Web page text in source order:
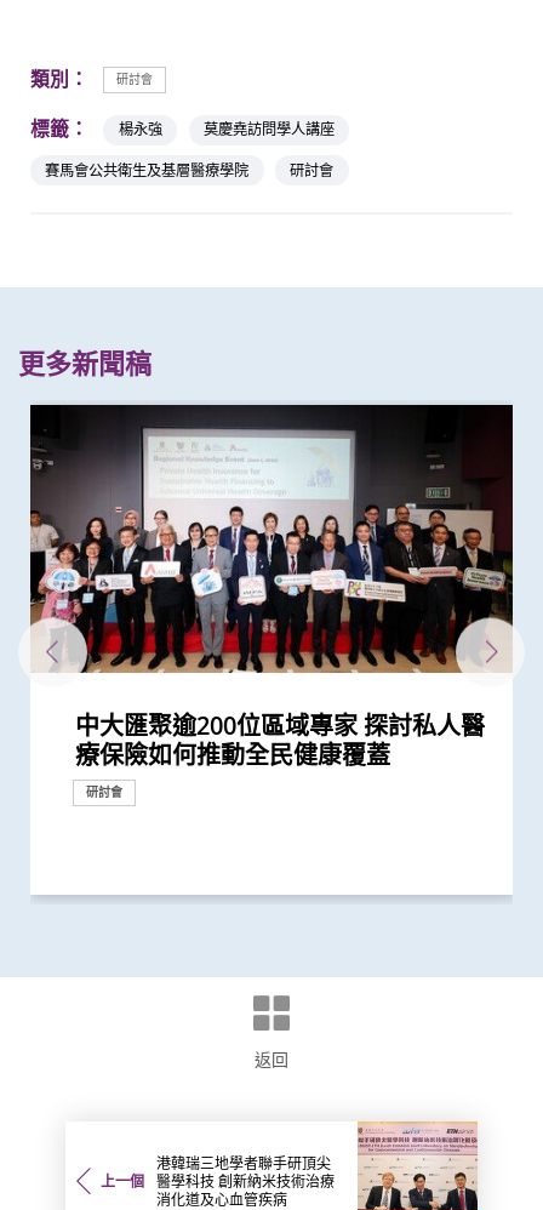
類別： 研討會
標籤： 楊永強
莫慶堯訪問學人講座
賽馬會公共衛生及基層醫療學院
研討會
更多新聞稿
中大匯聚逾200位區域專家 探討私人醫
療保險如何推動全民健康覆蓋
研討會
「賽馬會共建健康家庭計劃」開展第二
階段 加強支援本港多元族裔社群精神
健康
逾140位來自八個國家及地區代表雲集
中大 探討私人醫療保險在亞太地區醫
療系統的策略角色
中大醫學院研究顯示口服抗病毒藥物
「帕克斯洛維德」可將免疫力弱患者的
新冠後死亡風險降低42% 並揭示其與...
200多位亞太區公共衞生界代表雲集中
大 探討疫後醫療系統和社區抗疫力
研討會
中大醫學院開展「賽馬會共建健康家庭
計劃」 助少數族裔提升健康管理能力
捐款
中大研究顯示社區接觸環境對新冠肺炎
傳播起關鍵作用 娛樂場所是傳播次數
最多的主要接觸環境
香港中文大學健康公平研究所成立 發
布本港住屋負擔能力對身心健康的影響
研究結果
中大醫學院全球研究揭示頭頸癌發病風
險存在地域差異 本港整體發病率高於
全球平均水平 全球女性發病風險趨升
中大與香港消防處簽署備忘錄 合辦必
修學科 為公共衞生和體育運動人才賦
能
賽馬會 We WATCH 優活健康計劃 優活
健康國際會議 引領生活方式醫學 社區
推動健康老齡化
中大完成全球首個分析溫度對人體近
3,000種血漿蛋白影響的研究 發現超過
八成與「血壓上升」或「缺血性心臟...
中大舉辦「健康校園論壇」推廣跨界別
身心健康計劃 及早加強學童抗逆力
健康推廣計劃
中大醫學院研究發現 城市發展及生活
方式或會增加氣管癌發病風險 宜加強
健康教育
中大與東南亞及英國學府共同研究 為
大型語言模型在公共衞生研究中的角色
帶來嶄新見解
中大研究顯示口服抗病毒藥物「帕克斯
洛維德」可降低新冠住院患者急症期後
死亡和出現後遺症的風險
中大與歐美合作夥伴共同領導國際研究
為自閉症患者男女失衡比例帶來嶄新見
解
中大成功研發精準計算模型 準確預測
病毒基因進化 助提升流感疫苗功效
研究
中大舉辦「健康校園論壇」推廣學童精
神健康 鼓勵參照世衛「健康促進學校
框架」 支援構建健康校園
中大分析文字報告發現新冠症狀會隨病
毒變異及疫苗接種情況改變 並證實人
工智能大型語言模型有助傳染病研究
中大推出「賽馬會 We WATCH 優活健
康計劃」全港首次採用「生活方式醫
學」 助中年人預防慢性疾病
中大研究顯示香港人雖長壽但老年殘疾
問題嚴重 地區間存在顯著社會經濟不
平等狀況
中大證實「醫健通」健康管理功能有助
糖尿病自我管理
研究
新冠疫苗復必泰及科興引發之「T細胞
反應」可有效預防不同新冠病毒變異株
引起的嚴重疾病
中大研究顯示新冠風土化期間市民願意
繼續戴口罩及用酒精消毒液潔手 但接
種新冠疫苗加強劑意願偏低
中大發現間皮瘤的女性發病率上升 高
收入國家的發病率較高
研究
中大發現原發性腦癌的年輕男性發病率
上升 以高收入國家的升幅較為顯著
研究
中大醫學院開展「賽馬會痛『正』能量
計劃」 引入創新痛症管理方法 連繫社
區支援服務
中大研究建議本港安老院舍應維持現有
防疫措施
研究
中大港大研究發現新冠口服藥可降低住
院患者死亡風險近八成 並可顯著減低
門診患者入院率近九成
中大成功開發實時生物信息平台評估新
冠疫苗效用 針對變異病毒 準確度達
95%
中大發現霍奇金淋巴癌發病率以亞洲升
幅最為顯著 本港男士發病率上升幅度
全球之冠
港大及中大醫學院聯合研究發現已接種
疫苗人士 在感染新型冠狀病毒變異株
Omicron後能對不同的新冠病毒變異...
中大醫學院發現東亞地區肺癌發病率及
死亡率冠絕全球
研究
中大醫學院調查發現 僅4分之1未接種
新冠疫苗人士有意於未來半年接種 必
須盡快增加接種誘因
中大醫學院推算全港約有二萬名未被發
現新冠感染者 研究證實本港所有疫苗
接種者均產生中和抗體 呼籲透過接種...
中大研發電腦演算平台 創新通過基因
數據實時評估疫苗功效
研究
中大研究顯示空氣污染地區居住者 可
安全地透過定期運動預防罹患糖尿病
研究
中大醫學院調查發現政府在推動新冠疫
苗接種上扮演最重要角色
研究
中大成功研發「全自動視網膜圖像分
析」技術計算自閉症風險 可用於自閉
症篩查 及早為患者提供治療
中大醫學院研究顯示吸煙為全球膀胱癌
主因 聯同多國專家制訂「經尿道膀胱
腫瘤整塊切除術」的臨床指引
中大醫學院發現胰臟癌有全球上升及年
輕化趨勢 女性上升幅度較高
研究
中大招募三千港人 偵查隱性新冠感染
拆解防疫關鍵
研究
中大醫學院公布「2019新型冠狀病毒社
區研究」結果
研究
香港中文大學賽馬會長者痛症緩解計劃
初步數據顯示九成受訪長者有兩個或以
上疼痛部位
響應世界高血壓日 中大推動「全民關
注血壓月」 呼籲大眾關注血壓
健康推廣計劃
中大醫學院那打素護理學院舉辦「第一
屆考科藍香港研討會」 研討在一帶一
路地區推廣以實證為本的優質醫護服務
香港中文大學 – 埃克塞特大學環境持續
與應變聯合研究中心 進行亞洲首個
「藍色空間對身心健康」研究 發現「...
「香港中文大學敬霆靜觀研究與培訓中
心」成立
研究
中大研究揭示子宮頸癌疫苗接種計劃的
成功關鍵
研究
中大研究顯示「行為激活及靜觀結合療
法」有助降低重性抑鬱症風險
研究
第十屆華人地區醫護人員紓緩治療研討
會 以「承傳．創新」為題 探討服務發
展及未來挑戰
第九屆華人地區醫護人員紓緩治療研討
會 「紓緩治療普及化：共創前路為未
來」
中大生命倫理學中心舉辦首屆Lanson
生命倫理學講座 尊嚴的兩種概念：有
關協助自殺、基因和胚胎、精神病學...
中大那打素護理學院社區關懷日暨校友
嘉年華 推廣矜憫為懷、關愛長者理
念
中大進行亞洲首項家居清潔劑對兒童健
康影響的全面流行病學研究 發現經常
使用家居清潔劑可增加引發兒童鼻炎...
中大研究發現本地每5名口咽癌患者1人
感染HPV病毒 推公眾篩查以了解口腔感
染HPV情況
中大醫學院那打素護理學院主辦第六屆
泛太平洋護理會議暨第一屆慢性病護理
研討會
中大呂志和博士創新醫學傑出教授
David Hayes 談遠程醫學與流動醫療
的現在與未來
第八屆華人地區醫護人員紓緩治療研討
會 探討香港紓緩治療服務的機遇及挑
戰
香港中文大學賽馬會老年學研究所開幕
研討會今舉行 探討如何共建長者友善
社區
中大生命倫理學中心開幕研討會 探討
香港與長壽與生物科技革命的雙面刃
研討會
香港中文大學全球衞生中心傑出講座系
列： Public Health England理念及應
對公共衞生危機經驗分享
香港中文大學全球衞生中心傑出講座系
列： 南非國家衞生部部長分享伊波拉
疫情對南非及非洲大陸的影響
第六屆華人地區醫護人員紓緩治療研討
會 重點探討老年癌症病人的紓緩治療
研討會
中文大學舉辦「沙士十年 — 醫護專業
人員研討會」 回顧與前瞻 提升防治
傳染病工作
中大成功研發全自動化視網膜圖像分析
系統 有助糖尿病患者預防中風
研究
中大「環保新思維」系列 中大建議香
港新空氣質素指標不應忽視粗顆粒污染
物
中大促請單車使用者佩戴頭盔及其他防
護措施 以減輕意外引致的腦創傷
研究
(只提供英文版本) Opening
Ceremony of International
Conference on Global Health and...
CCOU災害與人道救援研究所成立典禮
今日順利舉行
教育
中大「環保新思維」系列 研究發現本
港車輛排放二氧化氮比例有增加趨勢
或與政府推行柴油改善計劃有關
返回
上一個
港韓瑞三地學者聯手研頂尖
醫學科技 創新納米技術治療
消化道及心血管疾病